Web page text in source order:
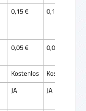
0,15 € 0,15 €
0,05 € 0,05 €
Kostenlos
Kostenlos
JA JA